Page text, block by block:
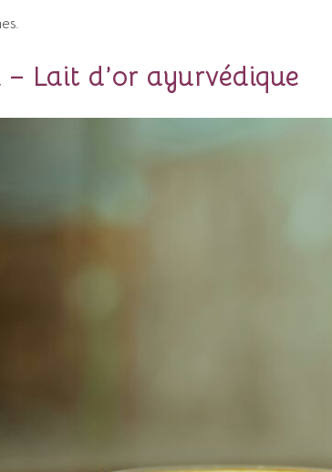
Lait d’or ayurvédique